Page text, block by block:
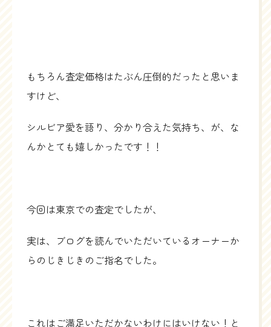
もちろん査定価格はたぶん圧倒的だったと思いま
すけど、
シルビア愛を語り、分かり合えた気持ち、が、な
んかとても嬉しかったです！！
今回は東京での査定でしたが、
実は、ブログを読んでいただいているオーナーか
らのじきじきのご指名でした。
これはご満足いただかないわけにはいけない！と